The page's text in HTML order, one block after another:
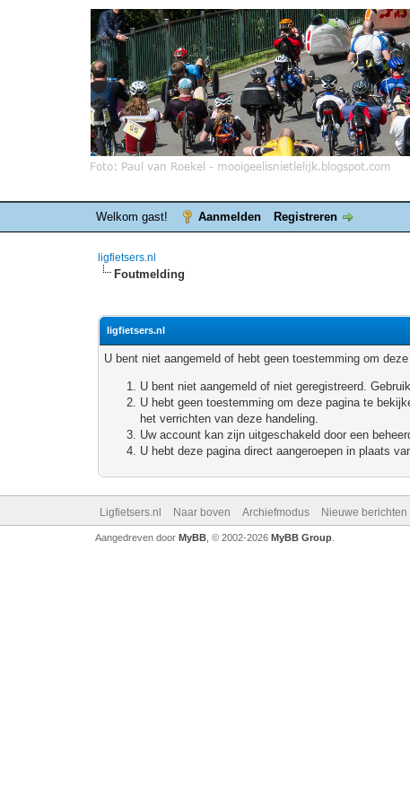
Welkom gast! Aanmelden Registreren
ligfietsers.nl
Foutmelding
ligfietsers.nl
U bent niet aangemeld of hebt geen toestemming om
U bent niet aangemeld of niet geregistreerd.
U hebt geen toestemming om deze pagina te
het verrichten van deze handeling.
Uw account kan zijn uitgeschakeld door een
U hebt deze pagina direct aangeroepen in plaats
Ligfietsers.nl Naar boven Archiefmodus Nieuwe berichten
Aangedreven door MyBB, © 2002-2026 MyBB Group.